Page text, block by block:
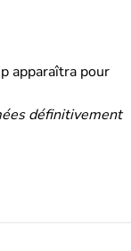
apparaîtra pour
définitivement